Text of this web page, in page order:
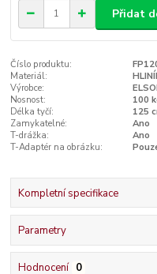
Přidat
Číslo produktu:
Materiál:
Výrobce:
Nosnost:
100
Délka tyčí:
125
Zamykatelné:
Ano
T-drážka:
Ano
T-Adaptér na obrázku:
Kompletní specifikace
Parametry
Hodnocení 0